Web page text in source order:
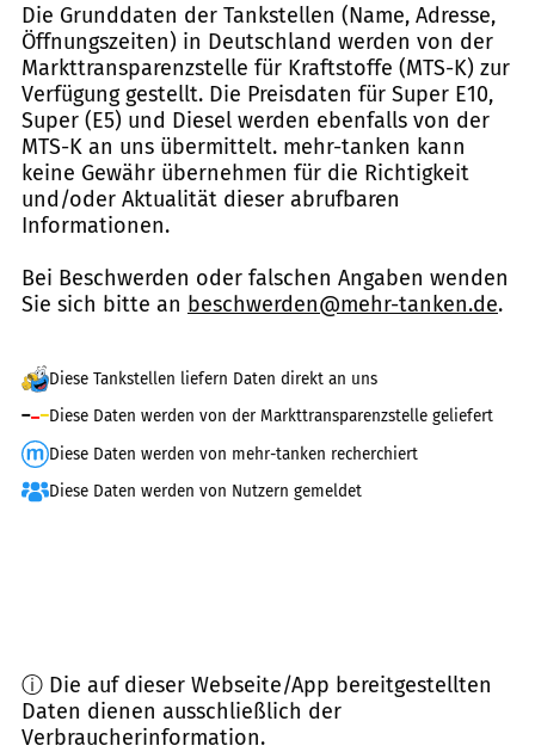
Die Grunddaten der Tankstellen (Name, Adresse,
Öffnungszeiten) in Deutschland werden von der
Markttransparenzstelle für Kraftstoffe (MTS-K) zur
Verfügung gestellt. Die Preisdaten für Super E10,
Super (E5) und Diesel werden ebenfalls von der
MTS-K an uns übermittelt. mehr-tanken kann
keine Gewähr übernehmen für die Richtigkeit
und/oder Aktualität dieser abrufbaren
Informationen.
Bei Beschwerden oder falschen Angaben wenden
Sie sich bitte an beschwerden@mehr-tanken.de.
Diese Tankstellen liefern Daten direkt an uns
Diese Daten werden von der Markttransparenzstelle geliefert
Diese Daten werden von mehr-tanken recherchiert
Diese Daten werden von Nutzern gemeldet
ⓘ Die auf dieser Webseite/App bereitgestellten
Daten dienen ausschließlich der
Verbraucherinformation.